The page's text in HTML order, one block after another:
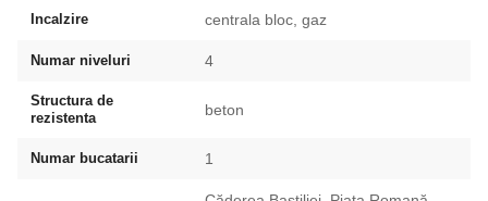
Incalzire centrala bloc, gaz
Numar niveluri 4
Structura de
rezistenta
beton
Numar bucatarii 1